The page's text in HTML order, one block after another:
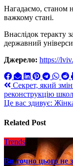
Нагадаємо, станом
важкому стані.
Внаслідок теракту
державний
Джерело: https://
Навигация
по
Секрет, який
реконструкцію
Це вас здивує:
Related Post
Trends
Ви точно цього не